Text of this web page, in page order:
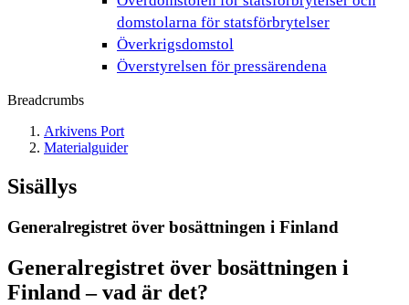
domstolarna för statsförbrytelser
Överkrigsdomstol
Överstyrelsen för pressärendena
Breadcrumbs
Arkivens Port
Materialguider
Sisällys
Generalregistret över bosättningen i Finland
Generalregistret över bosättningen i
Finland – vad är det?